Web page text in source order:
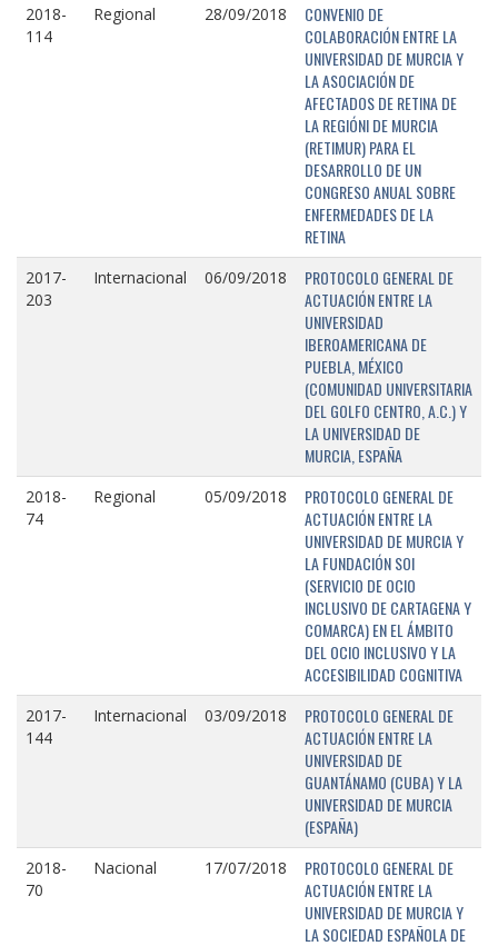
2018-
114
Regional 28/09/2018
CONVENIO DE
COLABORACIÓN ENTRE LA
UNIVERSIDAD DE MURCIA Y
LA ASOCIACIÓN DE
AFECTADOS DE RETINA DE
LA REGIÓNI DE MURCIA
(RETIMUR) PARA EL
DESARROLLO DE UN
CONGRESO ANUAL SOBRE
ENFERMEDADES DE LA
RETINA
2017-
203
Internacional 06/09/2018
PROTOCOLO GENERAL DE
ACTUACIÓN ENTRE LA
UNIVERSIDAD
IBEROAMERICANA DE
PUEBLA, MÉXICO
(COMUNIDAD UNIVERSITARIA
DEL GOLFO CENTRO, A.C.) Y
LA UNIVERSIDAD DE
MURCIA, ESPAÑA
2018-
74
Regional 05/09/2018
PROTOCOLO GENERAL DE
ACTUACIÓN ENTRE LA
UNIVERSIDAD DE MURCIA Y
LA FUNDACIÓN SOI
(SERVICIO DE OCIO
INCLUSIVO DE CARTAGENA Y
COMARCA) EN EL ÁMBITO
DEL OCIO INCLUSIVO Y LA
ACCESIBILIDAD COGNITIVA
2017-
144
Internacional 03/09/2018
PROTOCOLO GENERAL DE
ACTUACIÓN ENTRE LA
UNIVERSIDAD DE
GUANTÁNAMO (CUBA) Y LA
UNIVERSIDAD DE MURCIA
(ESPAÑA)
2018-
70
Nacional 17/07/2018
PROTOCOLO GENERAL DE
ACTUACIÓN ENTRE LA
UNIVERSIDAD DE MURCIA Y
LA SOCIEDAD ESPAÑOLA DE